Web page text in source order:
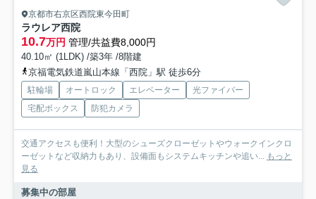
京都市右京区西院東今田町
ラウレア西院
10.7万円 管理/共益費8,000円
40.10㎡ (1LDK) /築3年 /8階建
京福電気鉄道嵐山本線「西院」駅 徒歩6分
駐輪場 オートロック エレベーター
光ファイバー
宅配ボックス
防犯カメラ
交通アクセスも便利！大型のシューズクローゼットやウォークインクロ
ーゼットなど収納力もあり、設備面もシステムキッチンや追い... もっと
見る
募集中の部屋